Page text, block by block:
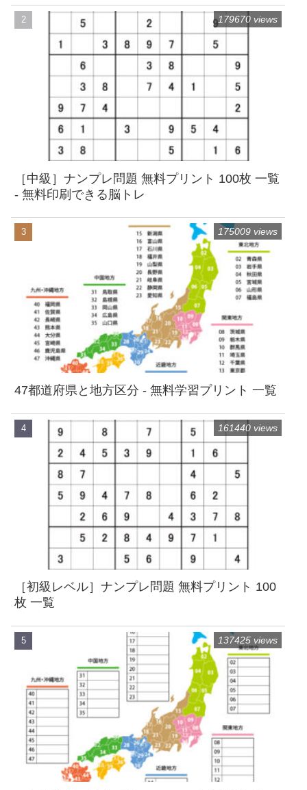
［中級］ナンプレ問題 無料プリント 100枚 一覧
- 無料印刷できる脳トレ
179670 views
47都道府県と地方区分 - 無料学習プリント 一覧
175009 views
［初級レベル］ナンプレ問題 無料プリント 100
枚 一覧
161440 views
137425 views